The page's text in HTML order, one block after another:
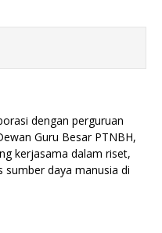
dengan perguruan
Guru Besar PTNBH,
kerjasama dalam riset,
sumber daya manusia di